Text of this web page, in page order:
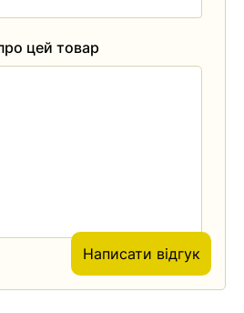
цей товар
Написати відгук